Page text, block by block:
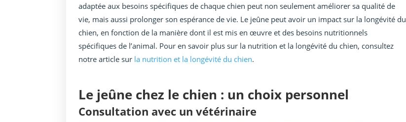
adaptée aux besoins spécifiques de chaque chien peut non seulement améliorer sa qualité de
vie, mais aussi prolonger son espérance de vie. Le jeûne peut avoir un impact sur la longévité du
chien, en fonction de la manière dont il est mis en œuvre et des besoins nutritionnels
spécifiques de l’animal. Pour en savoir plus sur la nutrition et la longévité du chien, consultez
notre article sur la nutrition et la longévité du chien.
Le jeûne chez le chien : un choix personnel
Consultation avec un vétérinaire